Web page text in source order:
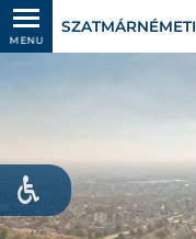
MENU
SZATMÁRNÉMETI